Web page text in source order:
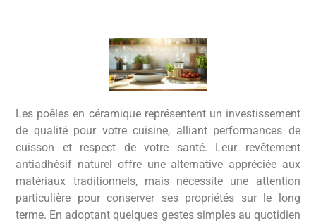
Les poêles en céramique représentent un investissement
de qualité pour votre cuisine, alliant performances de
cuisson et respect de votre santé. Leur revêtement
antiadhésif naturel offre une alternative appréciée aux
matériaux traditionnels, mais nécessite une attention
particulière pour conserver ses propriétés sur le long
terme. En adoptant quelques gestes simples au quotidien